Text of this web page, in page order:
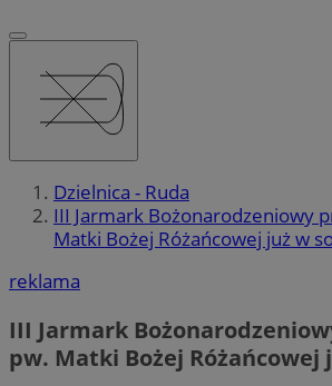
Dzielnica - Ruda
III Jarmark Bożonarodzeniowy
Matki Bożej Różańcowej już w
reklama
III Jarmark
pw. Matki Bożej Różańcowej